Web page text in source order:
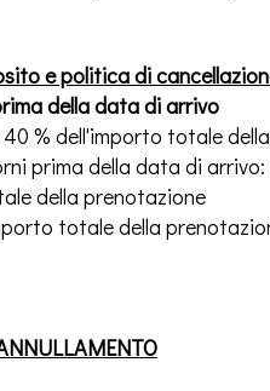
e politica di
della data di arrivo
% dell'importo totale
prima della data di
della prenotazione
totale della